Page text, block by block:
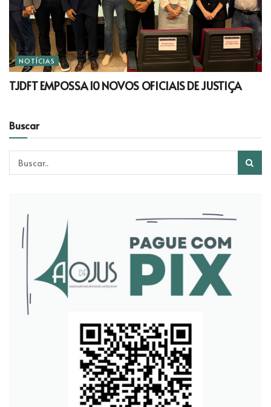
NOTÍCIAS
TJDFT EMPOSSA 10 NOVOS OFICIAIS DE JUSTIÇA
Buscar